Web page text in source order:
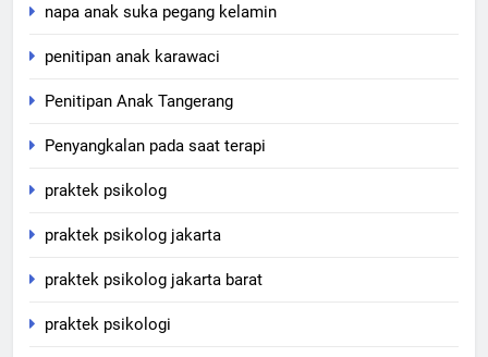
napa anak suka pegang kelamin
penitipan anak karawaci
Penitipan Anak Tangerang
Penyangkalan pada saat terapi
praktek psikolog
praktek psikolog jakarta
praktek psikolog jakarta barat
praktek psikologi